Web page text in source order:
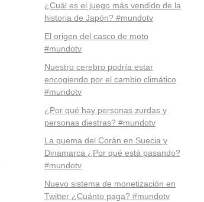
¿Cuál es el juego más vendido de la
historia de Japón? #mundotv
El origen del casco de moto
#mundotv
Nuestro cerebro podría estar
encogiendo por el cambio climático
#mundotv
¿Por qué hay personas zurdas y
personas diestras? #mundotv
La quema del Corán en Suecia y
Dinamarca ¿Por qué está pasando?
#mundotv
Nuevo sistema de monetización en
Twitter ¿Cuánto paga? #mundotv